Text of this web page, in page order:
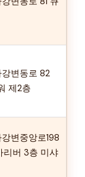
변동로 82
제2층
변중앙로198
리버 3층 미샤